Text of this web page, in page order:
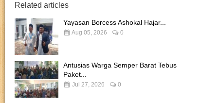
Related articles
Yayasan Borcess Ashokal Hajar...
Aug 05, 2026 0
Antusias Warga Semper Barat Tebus
Paket...
Jul 27, 2026 0